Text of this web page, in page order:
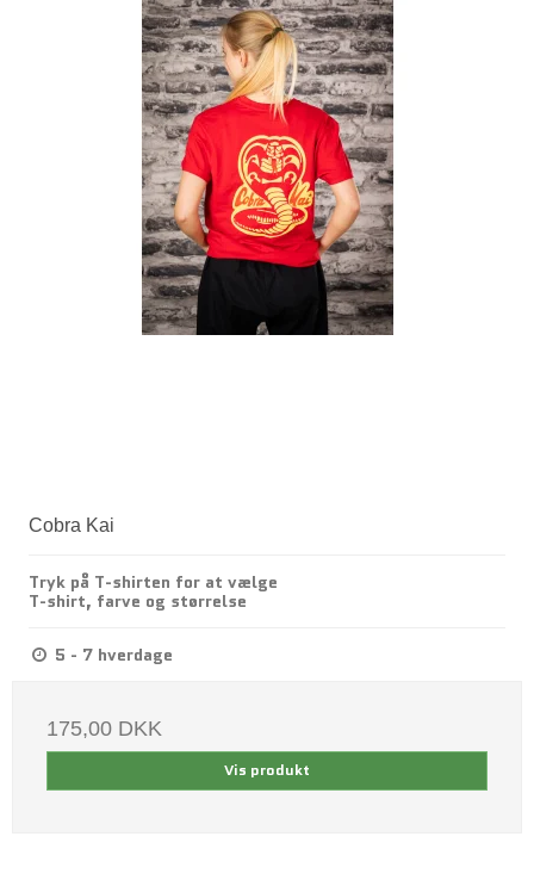
Cobra Kai
Tryk på T-shirten for at vælge
T-shirt, farve og størrelse
5 - 7 hverdage
175,00 DKK
Vis produkt